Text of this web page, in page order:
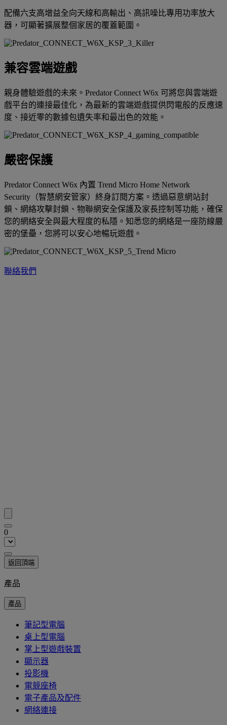
配備六支高增益全向天線和高輸出、高訊噪比專用功率放大
器，可顯著擴展整個家居的覆蓋範圍。
兼容雲端遊戲
親身體驗遊戲的未來。Predator Connect W6x 可將您與雲端遊
戲平台的連接最佳化，為最新的雲端遊戲提供閃電般的反應速
度、接近零的數據包遺失率和最出色的效能。
嚴密保護
Predator Connect W6x 內置 Trend Micro Home Network
Security（智慧網安管家）終身訂閱方案。透過惡意網站封
鎖、網絡攻擊封鎖、物聯網安全保護及家長控制等功能，確保
您的網絡安全與最大程度的私隱。知悉您的網絡是一座防線嚴
密的堡壘，您將可以安心地暢玩遊戲。
聯絡我們
0
返回頂端
產品
產品
筆記型電腦
桌上型電腦
掌上型遊戲裝置
顯示器
投影機
電競座椅
電子產品及配件
網絡連接